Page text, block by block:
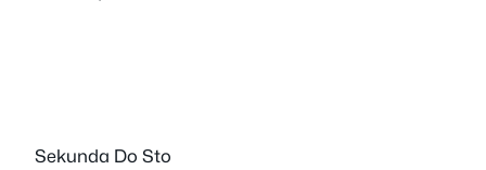
Sekunda Do Sto